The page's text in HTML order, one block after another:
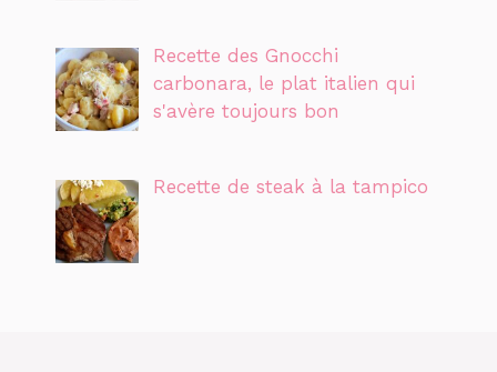
Recette des Gnocchi
carbonara, le plat italien qui
s'avère toujours bon
Recette de steak à la tampico